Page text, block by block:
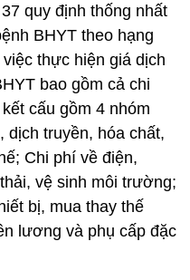
quy định thống nhất
BHYT theo hạng
thực hiện giá dịch
bao gồm cả chi
cấu gồm 4 nhóm
dịch truyền, hóa chất,
Chi phí về điện,
vệ sinh môi trường;
bị, mua thay thế
lương và phụ cấp đặc